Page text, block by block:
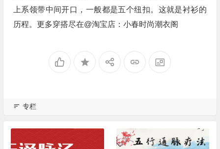
上系领带中间开口，一般都是五个纽扣。这就是衬衫的
历程。更多穿搭尽在@淘宝店：小春时尚潮衣阁
专栏